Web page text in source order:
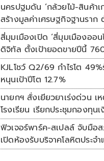
นครปฐมดัน ‘กล้วยไม้-สินค้า
สร้างมูลค่าเศรษฐกิจฐานราก
10 ล้านบาท
สี่มุมเมืองเปิด ‘สี่มุมเมืองออน
ดิจิทัล ตั้งเป้ายอดขายปีนี้
KJLโชว์ Q2/69 กำไรโต
หนุนเป้าปีโต 12.7%
นายกฯ สั่งเยียวยาเร่งด่วน เ
โรงเรียน เรียกประชุมกองทุน
ทันที
ฟิวเจอร์พาร์ค-สเปลล์ จับมือส
เปิดห้องรับบริจาคโลหิตประจ
ศูนย์การค้าปทุมธานี